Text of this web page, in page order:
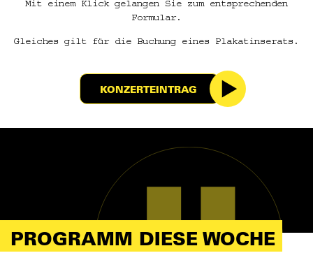
Mit einem Klick gelangen Sie zum entsprechenden
Formular.
Gleiches gilt für die Buchung eines Plakatinserats.
KONZERTEINTRAG
PROGRAMM DIESE WOCHE